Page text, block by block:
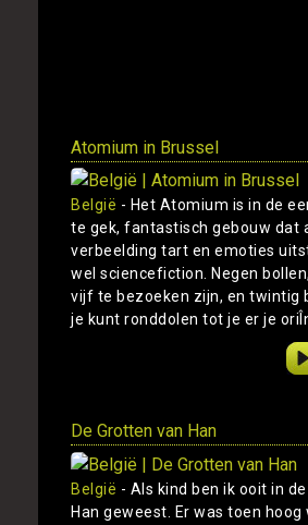
Atomium in Brussel
België - Het Atomium is in de
te gek, fantastisch gebouw dat
verbeelding tart en emoties
wel sciencefiction. Negen
vijf te bezoeken zijn, en twintig
je kunt ronddolen tot je er je
De Grotten van Han
België - Als kind ben ik ooit in
Han geweest. Er was toen hoog